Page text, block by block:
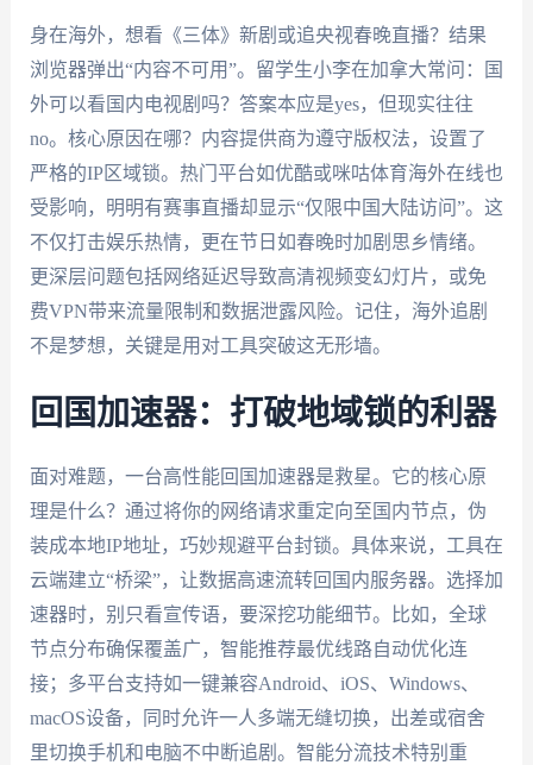
身在海外，想看《三体》新剧或追央视春晚直播？结果
浏览器弹出“内容不可用”。留学生小李在加拿大常问：国
外可以看国内电视剧吗？答案本应是yes，但现实往往
no。核心原因在哪？内容提供商为遵守版权法，设置了
严格的IP区域锁。热门平台如优酷或咪咕体育海外在线也
受影响，明明有赛事直播却显示“仅限中国大陆访问”。这
不仅打击娱乐热情，更在节日如春晚时加剧思乡情绪。
更深层问题包括网络延迟导致高清视频变幻灯片，或免
费VPN带来流量限制和数据泄露风险。记住，海外追剧
不是梦想，关键是用对工具突破这无形墙。
回国加速器：打破地域锁的利器
面对难题，一台高性能回国加速器是救星。它的核心原
理是什么？通过将你的网络请求重定向至国内节点，伪
装成本地IP地址，巧妙规避平台封锁。具体来说，工具在
云端建立“桥梁”，让数据高速流转回国内服务器。选择加
速器时，别只看宣传语，要深挖功能细节。比如，全球
节点分布确保覆盖广，智能推荐最优线路自动优化连
接；多平台支持如一键兼容Android、iOS、Windows、
macOS设备，同时允许一人多端无缝切换，出差或宿舍
里切换手机和电脑不中断追剧。智能分流技术特别重